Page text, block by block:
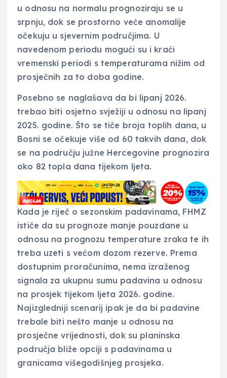
u odnosu na normalu prognoziraju se u
srpnju, dok se prostorno veće anomalije
očekuju u sjevernim područjima. U
navedenom periodu mogući su i kraći
vremenski periodi s temperaturama nižim od
prosječnih za to doba godine.
Posebno se naglašava da bi lipanj 2026.
trebao biti osjetno svježiji u odnosu na lipanj
2025. godine. Što se tiče broja toplih dana, u
Bosni se očekuje više od 60 takvih dana, dok
se na području južne Hercegovine prognozira
oko 82 topla dana tijekom ljeta.
Kada je riječ o sezonskim padavinama, FHMZ
ističe da su prognoze manje pouzdane u
odnosu na prognozu temperature zraka te ih
treba uzeti s većom dozom rezerve. Prema
dostupnim proračunima, nema izraženog
signala za ukupnu sumu padavina u odnosu
na prosjek tijekom ljeta 2026. godine.
Najizgledniji scenarij ipak je da bi padavine
trebale biti nešto manje u odnosu na
prosječne vrijednosti, dok su planinska
područja bliže opciji s padavinama u
granicama višegodišnjeg prosjeka.